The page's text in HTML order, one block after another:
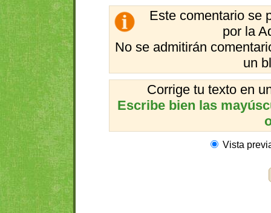
Este comentario se
por la
No se admitirán
un
Corrige tu texto en
Escribe bien las
Vista